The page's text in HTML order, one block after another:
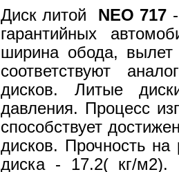
Диск литой NEO 717
гарантийных
ширина обода, вылет
соответствуют
дисков. Литые
давления. Процесс
способствует
дисков. Прочность
диска - 17.2( кг/м2).